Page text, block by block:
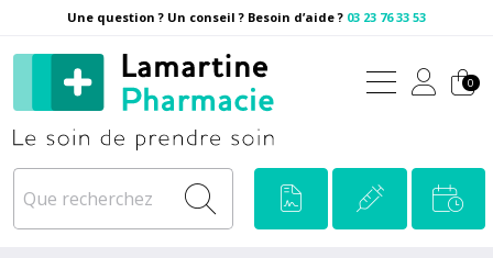
Une question ? Un conseil ? Besoin d’aide ? 03 23 76 33 53
Pharmacie Lamartine
0